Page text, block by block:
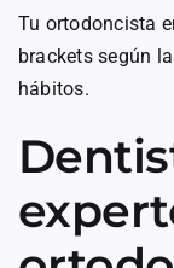
Tu ortodoncista
brackets según
hábitos.